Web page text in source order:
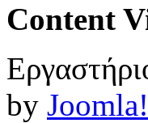
Content
by Joomla!